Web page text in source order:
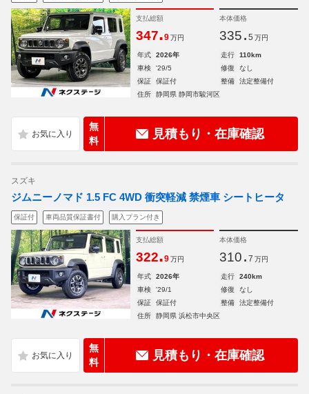
支払総額
347.9 万円
本体価格
335. 5 万円
年式 2026年 走行
110km
車検
'29/5 修復
なし
保証
保証付 整備
法定整備付
住所
静岡県 静岡市駿河区
無
料
見積もり・在庫確認
スズキ
ジムニーノマド 1.5 FC 4WD 衝突軽減 禁煙車 シートヒータ
保証付 車両品質保証書付 購入プラン付き
支払総額
322.9 万円
本体価格
310. 7 万円
年式 2026年 走行
240km
車検
'29/1 修復
なし
保証
保証付 整備
法定整備付
住所
静岡県 浜松市中央区
無
料
見積もり・在庫確認